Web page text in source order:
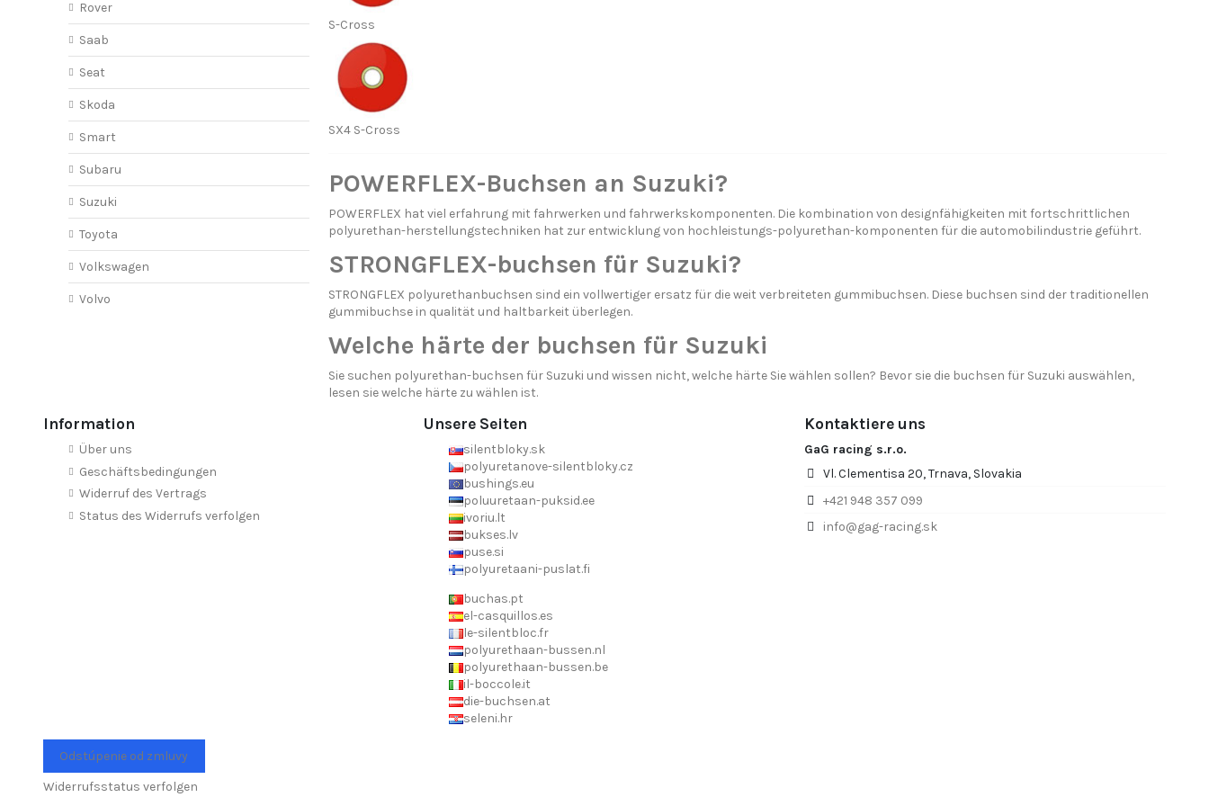
S-Cross
SX4 S-Cross
POWERFLEX-Buchsen an Suzuki?
POWERFLEX hat viel erfahrung mit fahrwerken und fahrwerkskomponenten. Die kombination von designfähigkeiten mit fortschrittlichen
polyurethan-herstellungstechniken hat zur entwicklung von hochleistungs-polyurethan-komponenten für die automobilindustrie geführt.
STRONGFLEX-buchsen für Suzuki?
STRONGFLEX polyurethanbuchsen sind ein vollwertiger ersatz für die weit verbreiteten gummibuchsen. Diese buchsen sind der traditionellen
gummibuchse in qualität und haltbarkeit überlegen.
Welche härte der buchsen für Suzuki
Sie suchen polyurethan-buchsen für Suzuki und wissen nicht, welche härte Sie wählen sollen? Bevor sie die buchsen für Suzuki auswählen,
lesen siewelche härte zu wählen ist.
Rover
Saab
Seat
Skoda
Smart
Subaru
Suzuki
Toyota
Volkswagen
Volvo
Information
Über uns
Geschäftsbedingungen
Widerruf des Vertrags
Status des Widerrufs verfolgen
Unsere Seiten
silentbloky.sk
polyuretanove-silentbloky.cz
bushings.eu
poluuretaan-puksid.ee
ivoriu.lt
bukses.lv
puse.si
polyuretaani-puslat.fi
buchas.pt
el-casquillos.es
le-silentbloc.fr
polyurethaan-bussen.nl
polyurethaan-bussen.be
il-boccole.it
die-buchsen.at
seleni.hr
Kontaktiere uns
GaG racing s.r.o.
Vl. Clementisa 20, Trnava, Slovakia
+421 948 357 099
info@gag-racing.sk
Odstúpenie od zmluvy
Widerrufsstatus verfolgen